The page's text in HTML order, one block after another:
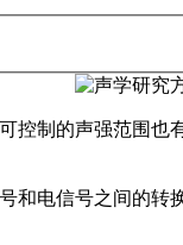
制的声强范围
电信号之间的